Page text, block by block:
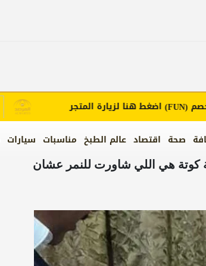
صحة اقتصاد عالم الطبخ مناسبات سيارات
اضغط هنا لزيارة المتجر
هي اللي شاورت للنمر عشان